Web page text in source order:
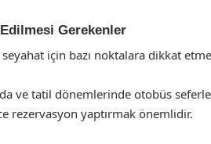
Gerekenler
için bazı noktalara dikkat
ve tatil dönemlerinde otobüs
rezervasyon yaptırmak önemlidir.